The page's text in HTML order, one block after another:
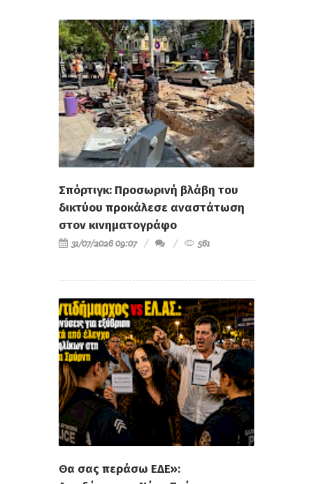
Σπόρτιγκ: Προσωρινή βλάβη του
δικτύου προκάλεσε αναστάτωση
στον κινηματογράφο
31/07/2026 09:07 561
Θα σας περάσω ΕΔΕ»: